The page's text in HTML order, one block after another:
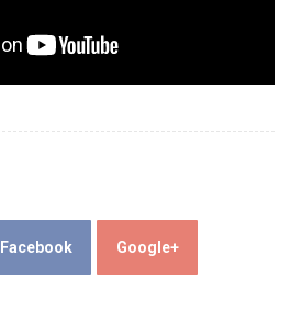
Facebook Google+